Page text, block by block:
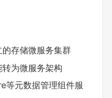
存储微服务集群
为微服务架构
等元数据管理组件服